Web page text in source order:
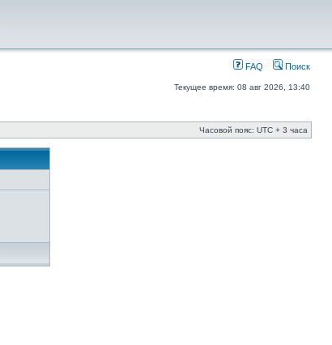
FAQ Поиск
Текущее время: 08 авг 2026, 13:40
Часовой пояс: UTC + 3 часа